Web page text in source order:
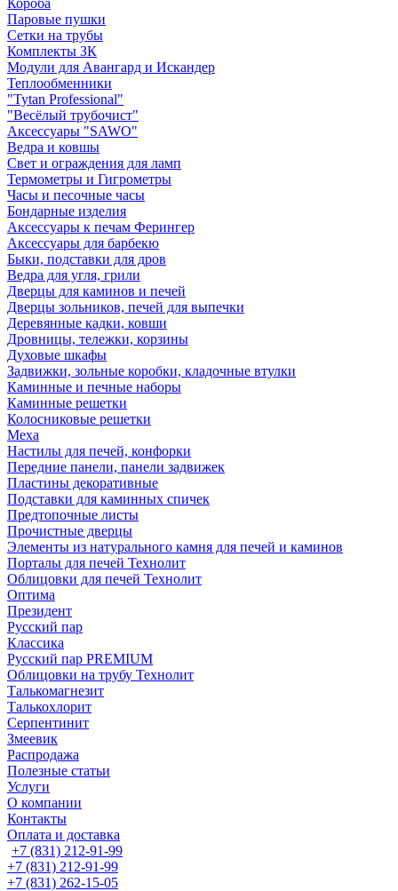
Короба
Паровые пушки
Сетки на трубы
Комплекты ЗК
Модули для Авангард и Искандер
Теплообменники
"Tytan Professional"
"Весёлый трубочист"
Аксессуары "SAWO"
Ведра и ковшы
Свет и ограждения для ламп
Термометры и Гигрометры
Часы и песочные часы
Бондарные изделия
Аксессуары к печам Ферингер
Аксессуары для барбекю
Быки, подставки для дров
Ведра для угля, грили
Дверцы для каминов и печей
Дверцы зольников, печей для выпечки
Деревянные кадки, ковши
Дровницы, тележки, корзины
Духовые шкафы
Задвижки, зольные коробки, кладочные втулки
Каминные и печные наборы
Каминные решетки
Колосниковые решетки
Меха
Настилы для печей, конфорки
Передние панели, панели задвижек
Пластины декоративные
Подставки для каминных спичек
Предтопочные листы
Прочистные дверцы
Элементы из натурального камня для печей и каминов
Порталы для печей Технолит
Облицовки для печей Технолит
Оптима
Президент
Русский пар
Классика
Русский пар PREMIUM
Облицовки на трубу Технолит
Талькомагнезит
Талькохлорит
Серпентинит
Змеевик
Распродажа
Полезные статьи
Услуги
О компании
Контакты
Оплата и доставка
+7 (831) 212-91-99
+7 (831) 212-91-99
+7 (831) 262-15-05